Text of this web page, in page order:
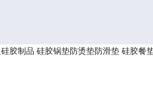
胶制品 硅胶锅垫防烫垫防滑垫 硅胶餐